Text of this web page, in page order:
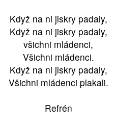
Když na ni jiskry padaly,
Když na ni jiskry padaly,
všichni mládenci,
Všichni mládenci.
Když na ni jiskry padaly,
Všichni mládenci plakali.
Refrén